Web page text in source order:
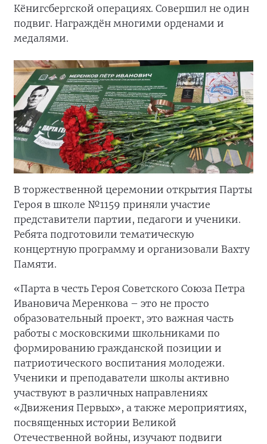
Кёнигсбергской операциях. Совершил не один
подвиг. Награждён многими орденами и
медалями.
В торжественной церемонии открытия Парты
Героя в школе №1159 приняли участие
представители партии, педагоги и ученики.
Ребята подготовили тематическую
концертную программу и организовали Вахту
Памяти.
«Парта в честь Героя Советского Союза Петра
Ивановича Меренкова – это не просто
образовательный проект, это важная часть
работы с московскими школьниками по
формированию гражданской позиции и
патриотического воспитания молодежи.
Ученики и преподаватели школы активно
участвуют в различных направлениях
«Движения Первых», а также мероприятиях,
посвященных истории Великой
Отечественной войны, изучают подвиги